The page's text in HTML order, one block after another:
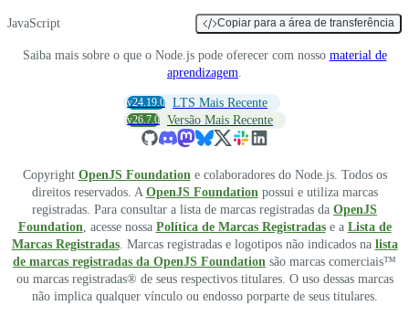
JavaScript Copiar para a área de transferência
Saiba mais sobre o que o Node.js pode oferecer com nosso material de
aprendizagem
v24.19.0 LTS Mais Recente
v26.7.0 Versão Mais Recente
Copyright OpenJS Foundation e colaboradores do Node.js. Todos os
direitos reservados. A OpenJS Foundation possui e utiliza marcas
registradas. Para consultar a lista de marcas registradas da OpenJS
Foundation , acesse nossa Política de Marcas Registradase a Lista de
Marcas Registradas. Marcas registradas e logotipos não indicados na lista
de marcas registradas da OpenJS Foundation são marcas comerciais™
ou marcas registradas® de seus respectivos titulares. O uso dessas marcas
não implica qualquer vínculo ou endosso porparte de seus titulares.